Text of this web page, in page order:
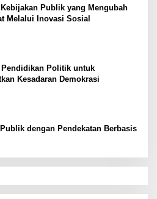
Publik yang Mengubah
Melalui Inovasi Sosial
Pendidikan Politik untuk
Kesadaran Demokrasi
dengan Pendekatan Berbasis